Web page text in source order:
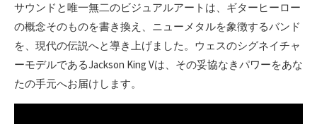
サウンドと唯一無二のビジュアルアートは、ギターヒーロー
の概念そのものを書き換え、ニューメタルを象徴するバンド
を、現代の伝説へと導き上げました。ウェスのシグネイチャ
ーモデルであるJackson King Vは、その妥協なきパワーをあな
たの手元へお届けします。